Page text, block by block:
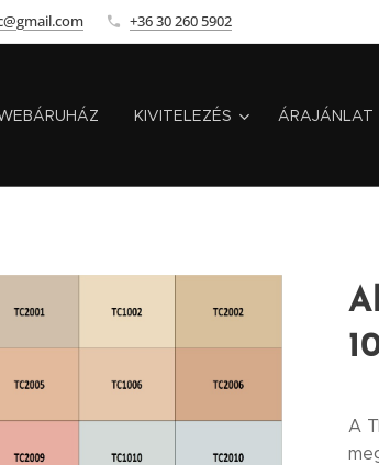
+36 30 260 5902
KIVITELEZÉS ÁRAJÁNLAT
A